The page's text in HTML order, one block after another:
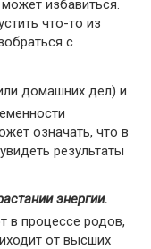
избавиться.
что-то из
с
домашних дел) и
означать, что в
результаты
энергии.
в процессе родов,
от высших